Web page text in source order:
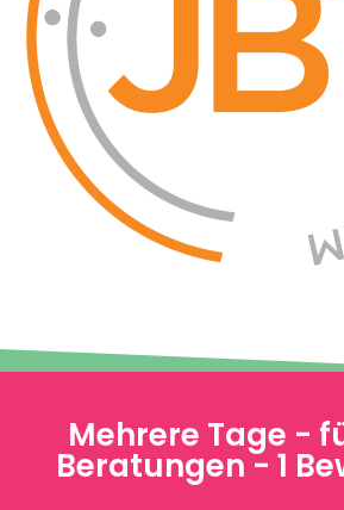
Mehrere Tage -
Beratungen - 1